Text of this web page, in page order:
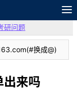
研问题
换成@)
出来吗